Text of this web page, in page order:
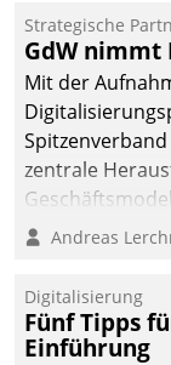
kommunale
gemeinsam mit
Teilprozess der
Strategische
GdW
Mit der
zentrale
entwickeln.
Andreas
Digitalisierung
Fünf Tipps
Einführung